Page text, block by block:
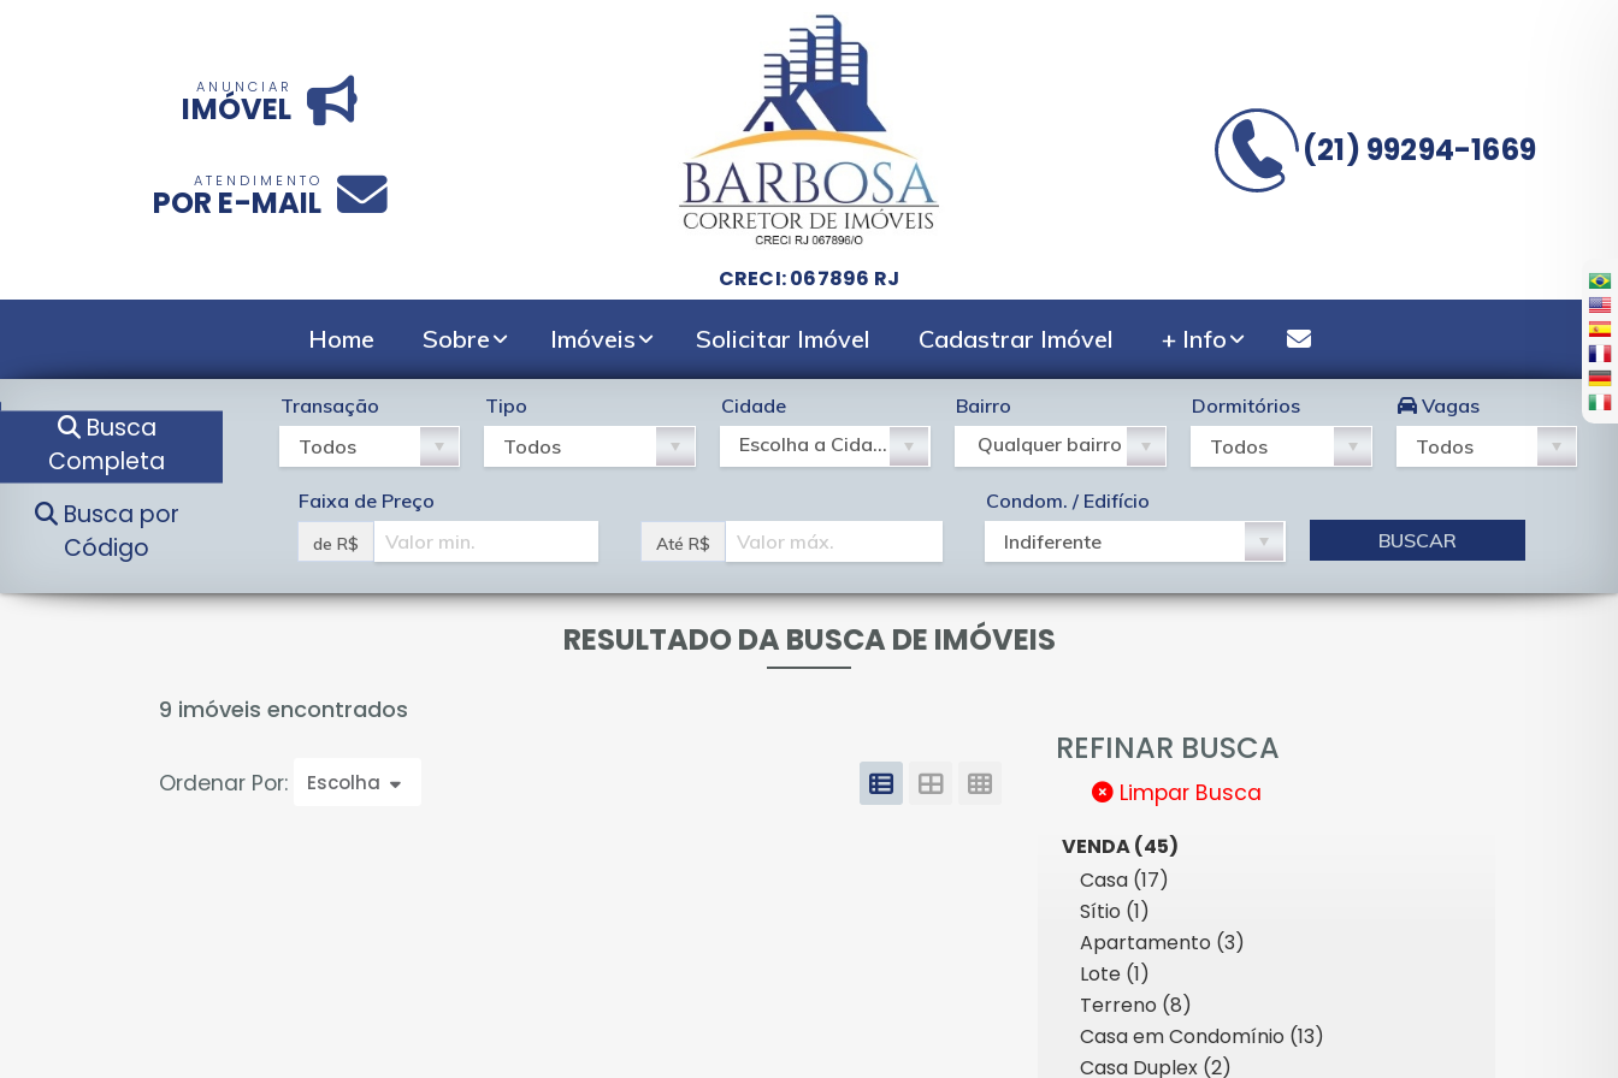
ANUNCIAR
IMÓVEL
ATENDIMENTO
POR E-MAIL
CRECI: 067896 RJ
(21) 99294-1669
Home Sobre Imóveis Solicitar Imóvel Cadastrar Imóvel + Info
Busca
Completa
Busca por
Código
Transação Tipo
Cidade
Escolha a Cidade
Bairro
Qualquer bairro
Dormitórios Vagas
Faixa de Preço
de R$ Até R$
Condom. / Edifício
RESULTADO DA BUSCA DE IMÓVEIS
9 imóveis encontrados
Ordenar Por: Escolha
REFINAR BUSCA
Limpar Busca
VENDA (45)
Casa (17)
Sítio (1)
Apartamento (3)
Lote (1)
Terreno (8)
Casa em Condomínio (13)
Casa Duplex (2)